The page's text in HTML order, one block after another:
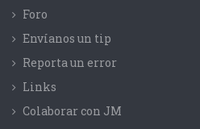
Foro
Envíanos un tip
Reporta un error
Links
Colaborar con JM